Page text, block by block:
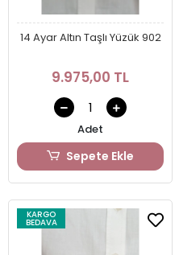
14 Ayar Altın Taşlı Yüzük 902
9.975,00 TL
Adet
Sepete Ekle
KARGO
BEDAVA